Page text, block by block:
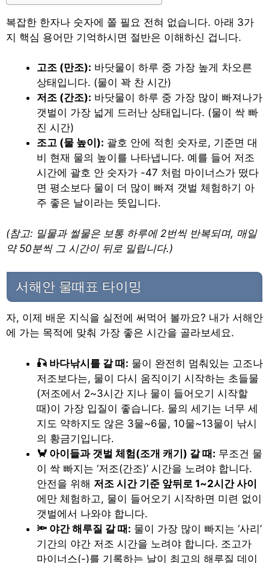
복잡한 한자나 숫자에 쫄 필요 전혀 없습니다. 아래 3가
지 핵심 용어만 기억하시면 절반은 이해하신 겁니다.
고조 (만조): 바닷물이 하루 중 가장 높게 차오른
상태입니다. (물이 꽉 찬 시간)
저조 (간조): 바닷물이 하루 중 가장 많이 빠져나가
갯벌이 가장 넓게 드러난 상태입니다. (물이 싹 빠
진 시간)
조고 (물 높이): 괄호 안에 적힌 숫자로, 기준면 대
비 현재 물의 높이를 나타냅니다. 예를 들어 저조
시간에 괄호 안 숫자가 -47 처럼 마이너스가 떴다
면 평소보다 물이 더 많이 빠져 갯벌 체험하기 아
주 좋은 날이라는 뜻입니다.
(참고: 밀물과 썰물은 보통 하루에 2번씩 반복되며, 매일
약 50분씩 그 시간이 뒤로 밀립니다.)
서해안 물때표 타이밍
자, 이제 배운 지식을 실전에 써먹어 볼까요? 내가 서해안
에 가는 목적에 맞춰 가장 좋은 시간을 골라보세요.
🎣 바다낚시를 갈 때: 물이 완전히 멈춰있는 고조나
저조보다는, 물이 다시 움직이기 시작하는 초들물
(저조에서 2~3시간 지나 물이 들어오기 시작할
때)이 가장 입질이 좋습니다. 물의 세기는 너무 세
지도 약하지도 않은 3물~6물, 10물~13물이 낚시
의 황금기입니다.
🦀 아이들과 갯벌 체험(조개 캐기) 갈 때: 무조건 물
이 싹 빠지는 ‘저조(간조)’ 시간을 노려야 합니다.
안전을 위해 저조 시간 기준 앞뒤로 1~2시간 사이
에만 체험하고, 물이 들어오기 시작하면 미련 없이
갯벌에서 나와야 합니다.
🔦 야간 해루질 갈 때: 물이 가장 많이 빠지는 ‘사리’
기간의 야간 저조 시간을 노려야 합니다. 조고가
마이너스(-)를 기록하는 날이 최고의 해루질 데이